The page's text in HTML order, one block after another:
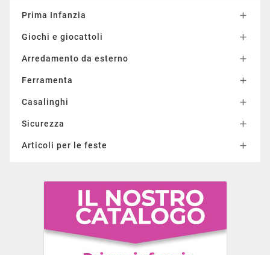
Prima Infanzia 
Giochi e giocattoli 
Arredamento da esterno 
Ferramenta 
Casalinghi 
Sicurezza 
Articoli per le feste 